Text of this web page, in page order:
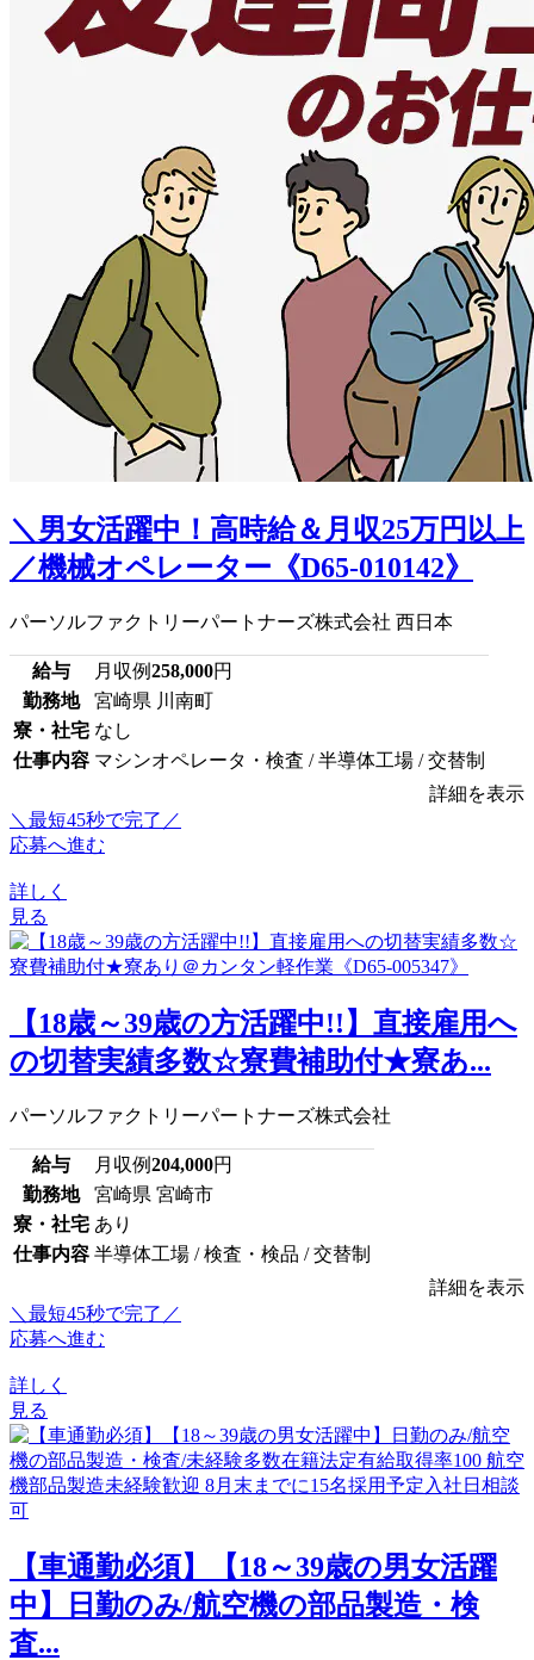
＼男女活躍中！高時給＆月収25万円以上
／機械オペレーター《D65-010142》
パーソルファクトリーパートナーズ株式会社 西日本
給与 月収例258,000円
勤務地
宮崎県 川南町
寮・社宅 なし
仕事内容 マシンオペレータ・検査 / 半導体工場 / 交替制
詳細を表示
＼最短45秒で完了／
応募へ進む
詳しく
見る
【18歳～39歳の方活躍中!!】直接雇用へ
の切替実績多数☆寮費補助付★寮あ...
パーソルファクトリーパートナーズ株式会社
給与 月収例204,000円
勤務地
宮崎県 宮崎市
寮・社宅 あり
仕事内容 半導体工場 / 検査・検品 / 交替制
詳細を表示
＼最短45秒で完了／
応募へ進む
詳しく
見る
【車通勤必須】【18～39歳の男女活躍
中】日勤のみ/航空機の部品製造・検
査...